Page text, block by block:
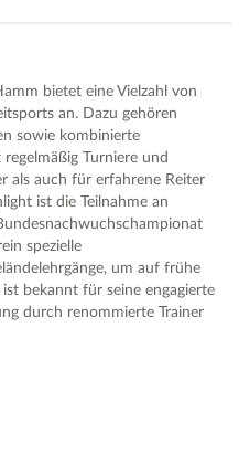
bietet eine Vielzahl von
an. Dazu gehören
sowie kombinierte
Turniere und
als auch für erfahrene Reiter
ist die Teilnahme an
spezielle
um auf frühe
bekannt für seine engagierte
durch renommierte Trainer